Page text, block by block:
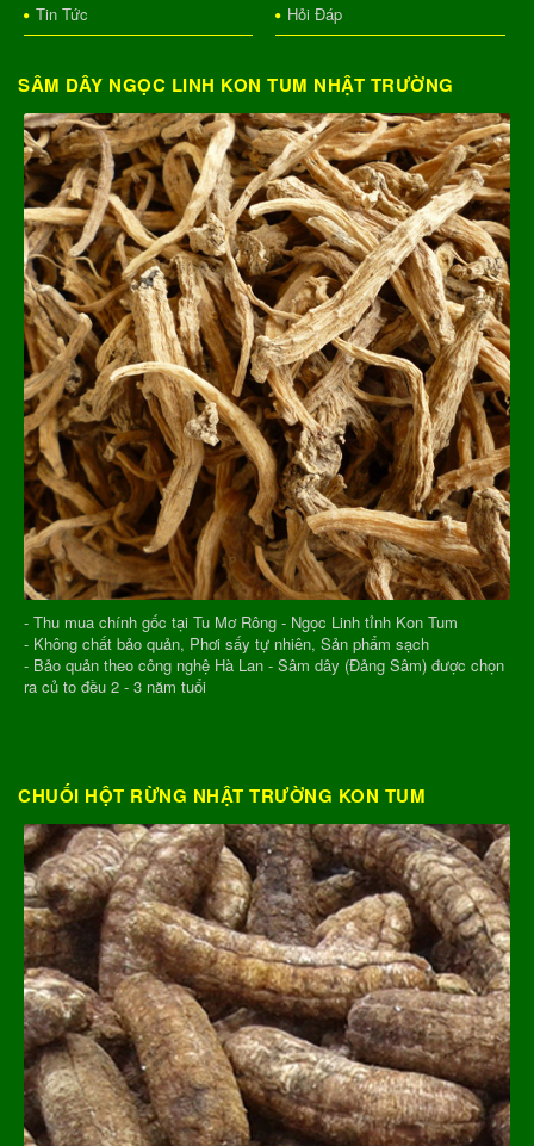
Tin Tức
Hỏi Đáp
SÂM DÂY NGỌC LINH KON TUM NHẬT TRƯỜNG
- Thu mua chính gốc tại Tu Mơ Rông - Ngọc Linh tỉnh Kon Tum
- Không chất bảo quản, Phơi sấy tự nhiên, Sản phẩm sạch
- Bảo quản theo công nghệ Hà Lan - Sâm dây (Đảng Sâm) được chọn
ra củ to đều 2 - 3 năm tuổi
CHUỐI HỘT RỪNG NHẬT TRƯỜNG KON TUM